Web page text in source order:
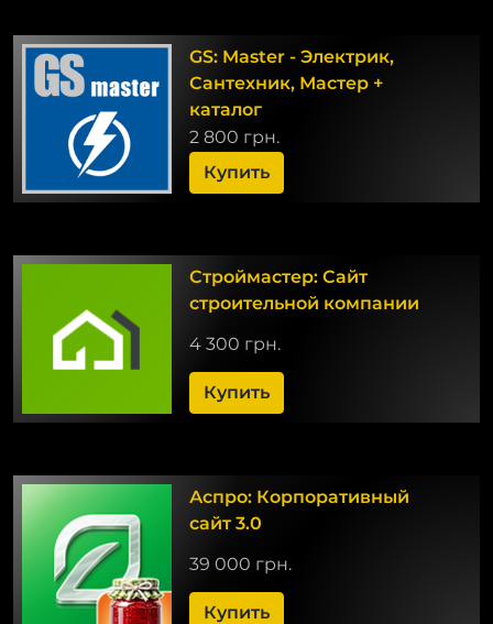
GS: Master - Электрик,
Сантехник, Мастер +
каталог
2 800 грн.
Купить
Строймастер: Сайт
строительной компании
4 300 грн.
Купить
Аспро: Корпоративный
сайт 3.0
39 000 грн.
Купить